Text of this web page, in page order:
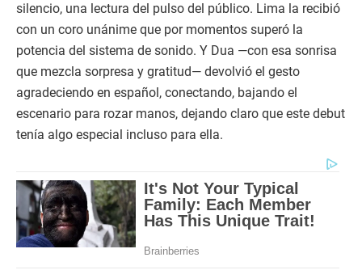
silencio, una lectura del pulso del público. Lima la recibió
con un coro unánime que por momentos superó la
potencia del sistema de sonido. Y Dua —con esa sonrisa
que mezcla sorpresa y gratitud— devolvió el gesto
agradeciendo en español, conectando, bajando el
escenario para rozar manos, dejando claro que este debut
tenía algo especial incluso para ella.